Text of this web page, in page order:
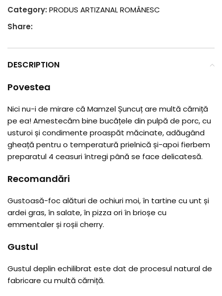
Category: PRODUS ARTIZANAL ROMÂNESC
Share:
DESCRIPTION
Povestea
Nici nu-i de mirare că Mamzel Șuncuț are multă cărniță
pe ea! Amestecăm bine bucățele din pulpă de porc, cu
usturoi și condimente proaspăt măcinate, adăugând
gheață pentru o temperatură prielnică și-apoi fierbem
preparatul 4 ceasuri întregi până se face delicatesă.
Recomandări
Gustoasă-foc alături de ochiuri moi, în tartine cu unt și
ardei gras, în salate, în pizza ori în brioșe cu
emmentaler și roșii cherry.
Gustul
Gustul deplin echilibrat este dat de procesul natural de
fabricare cu multă cărniță.